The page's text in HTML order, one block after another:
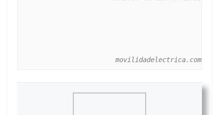
movilidadelectrica.com